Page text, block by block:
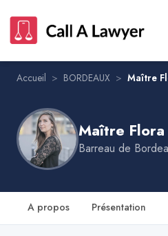
Maître Flora Dauche
Accueil > BORDEAUX > Maître
Maître Flora
Barreau de
A propos Présentation